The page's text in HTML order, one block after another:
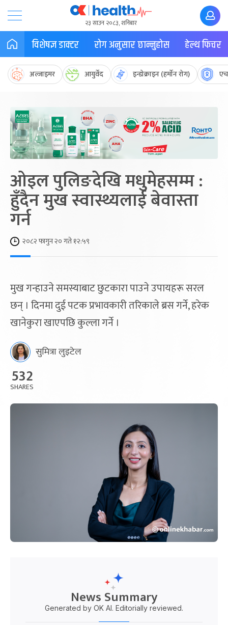
२३ साउन २०८३, शनिबार
विशेषज्ञ डाक्टर रोग अनुसार छान्नुहोस हेल्थ फिचर
अल्जाइमर आयुर्वेद इन्डोक्राइन (हर्मोन रोग)
ओइल पुलिङदेखि मधुमेहसम्म :
हुँदैन मुख स्वास्थ्यलाई बेवास्ता
गर्न
२०८२ फागुन २० गते १२:५९
मुख गन्हाउने समस्याबाट छुटकारा पाउने उपायहरू सरल
छन् । दिनमा दुई पटक प्रभावकारी तरिकाले ब्रस गर्ने, हरेक
खानेकुरा खाएपछि कुल्ला गर्ने ।
सुमित्रा लुइटेल
532
SHARES
News Summary
Generated by OK AI. Editorially reviewed.